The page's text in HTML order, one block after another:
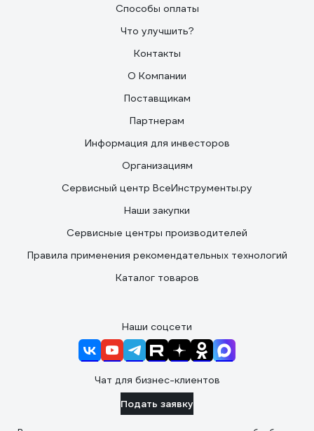
Способы оплаты
Что улучшить?
Контакты
О Компании
Поставщикам
Партнерам
Информация для инвесторов
Организациям
Сервисный центр ВсеИнструменты.ру
Наши закупки
Сервисные центры производителей
Правила применения рекомендательных технологий
Каталог товаров
Наши соцсети
Чат для бизнес-клиентов
Подать заявку